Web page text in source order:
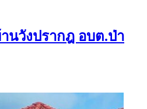
นวังปรากฎ อบต.ป่า